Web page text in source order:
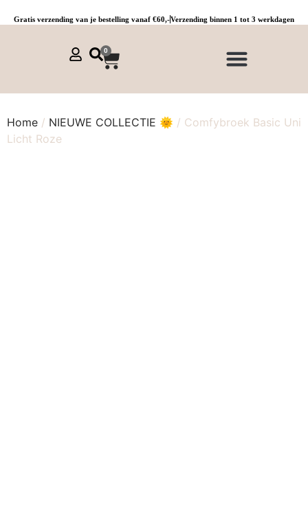
Gratis verzending van je bestelling vanaf €60,-Verzending binnen 1 tot 3 werkdagen
0
Home / NIEUWE COLLECTIE 🌞 / Comfybroek Basic Uni
Licht Roze